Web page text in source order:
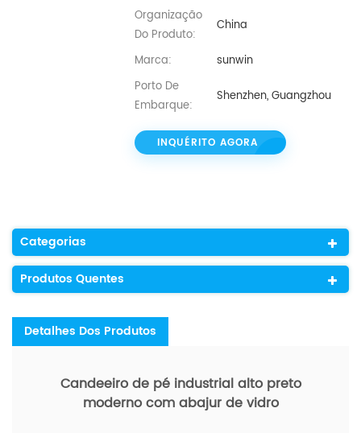
Organização
Do Produto:
China
Marca:
sunwin
Porto De
Embarque:
Shenzhen, Guangzhou
INQUÉRITO AGORA
Categorias
Produtos Quentes
Detalhes Dos Produtos
Candeeiro de pé industrial alto preto
moderno com abajur de vidro